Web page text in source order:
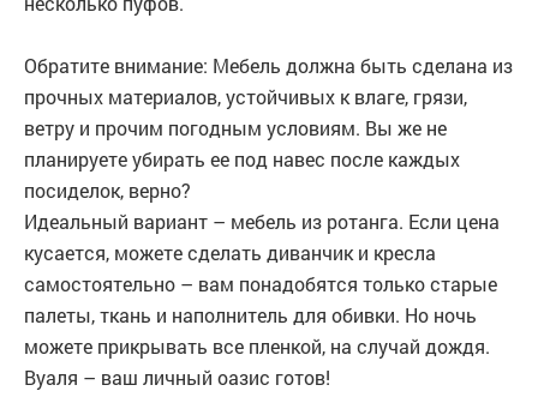
Обратите внимание: Мебель должна быть сделана из
прочных материалов, устойчивых к влаге, грязи,
ветру и прочим погодным условиям. Вы же не
планируете убирать ее под навес после каждых
посиделок, верно?
Идеальный вариант – мебель из ротанга. Если цена
кусается, можете сделать диванчик и кресла
самостоятельно – вам понадобятся только старые
палеты, ткань и наполнитель для обивки. Но ночь
можете прикрывать все пленкой, на случай дождя.
Вуаля – ваш личный оазис готов!